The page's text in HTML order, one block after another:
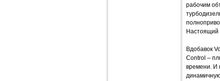
рабочим
Настоящий
Вдобавок
Control –
времени. И